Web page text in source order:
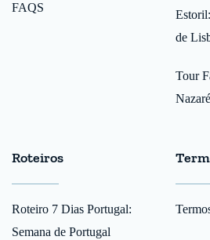
FAQS
de
Tour
Roteiros
Roteiro 7 Dias Portugal:
Semana de Portugal